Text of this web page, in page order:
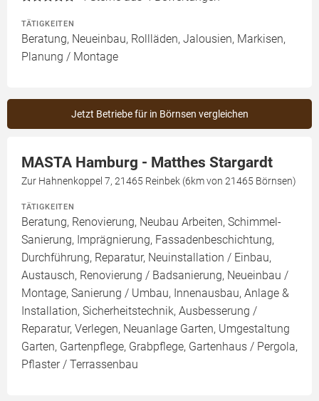
TÄTIGKEITEN
Beratung, Neueinbau, Rollläden, Jalousien, Markisen,
Planung / Montage
Jetzt Betriebe für in Börnsen vergleichen
MASTA Hamburg - Matthes Stargardt
Zur Hahnenkoppel 7, 21465 Reinbek (6km von 21465 Börnsen)
TÄTIGKEITEN
Beratung, Renovierung, Neubau Arbeiten, Schimmel-
Sanierung, Imprägnierung, Fassadenbeschichtung,
Durchführung, Reparatur, Neuinstallation / Einbau,
Austausch, Renovierung / Badsanierung, Neueinbau /
Montage, Sanierung / Umbau, Innenausbau, Anlage &
Installation, Sicherheitstechnik, Ausbesserung /
Reparatur, Verlegen, Neuanlage Garten, Umgestaltung
Garten, Gartenpflege, Grabpflege, Gartenhaus / Pergola,
Pflaster / Terrassenbau